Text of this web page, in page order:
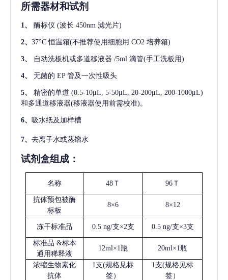
所需器材和试剂
1、 酶标仪 (波长 450nm 滤光片)
2、 37°C 恒温箱(不推荐使用细胞用 CO2 培养箱)
3、 自动洗板机或多道移液器 /5ml 滴管(手工洗板用)
4、 无菌的 EP 管及一次性吸头
5、 精密的单道 (0.5-10μL, 5-50μL, 20-200μL, 200-1000μL)
和多通道移液器(移液器使用前需校准)。
6、 吸水纸及加样槽
7、 去离子水或蒸馏水
试剂盒组成：
名称 48Ｔ 96Ｔ
抗体预包被酶
标板
8×6 8×12
冻干标准品 0.5 ng/支×2支 0.5 ng/支×3支
标准品 &标本
通用稀释液
12ml×1瓶 20ml×1瓶
浓缩生物素化
抗体
1支(规格见标
签）
1支(规格见标
签）